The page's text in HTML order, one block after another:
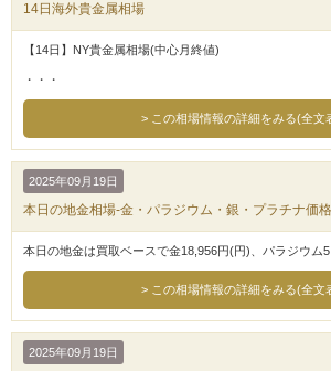
14日海外貴金属相場
【14日】NY貴金属相場(中心月終値)
・・・
この相場情報の詳細をみる(全文
2025年09月19日
本日の地金相場-金・パラジウム・銀・プラチナ価格
本日の地金は買取ベースで金18,956円(円)、パラジウム
この相場情報の詳細をみる(全文
2025年09月19日